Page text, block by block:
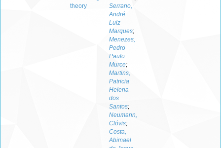
theory
Serrano,
André
Luiz
Marques;
Menezes,
Pedro
Paulo
Murce;
Martins,
Patricia
Helena
dos
Santos;
Neumann,
Clóvis;
Costa,
Abimael